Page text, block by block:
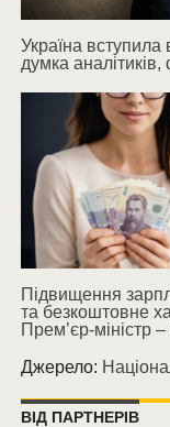
Україна
думка
Підвищення
та безкоштовне
Прем’єр-міністр
Джерело:
ВІД ПАРТНЕРІВ